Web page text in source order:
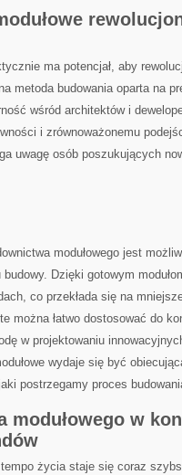
ma potencjał, aby
metoda budowania oparta na
wśród architektów i
i zrównoważonemu
uwagę osób poszukujących
modułowego ⁣jest
Dzięki gotowym
co ⁢przekłada ⁣się‍ na
można ⁤łatwo dostosować do‌
w projektowaniu
wydaje się być
‌postrzegamy proces
modułowego w
życia staje się coraz